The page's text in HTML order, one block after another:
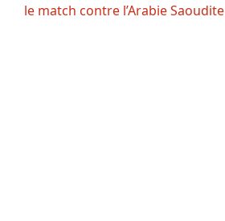
le match contre l’Arabie Saoudite